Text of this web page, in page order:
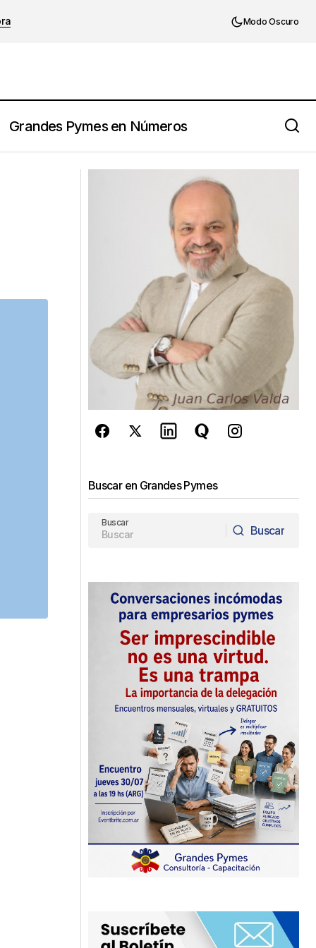
Modo Oscuro
Grandes Pymes en Números
Diez frases que todo líder debería
Buscar en Grandes Pymes
Buscar
Buscar